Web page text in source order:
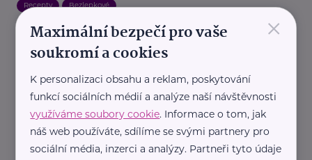
Recepty Bezlepkové
Redakce eMaminy.cz
×
Maximální bezpečí pro vaše
soukromí a cookies
K personalizaci obsahu a reklam, poskytování
funkcí sociálních médií a analýze naší návštěvnosti
využíváme soubory cookie. Informace o tom, jak
náš web používáte, sdílíme se svými partnery pro
sociální média, inzerci a analýzy. Partneři tyto údaje